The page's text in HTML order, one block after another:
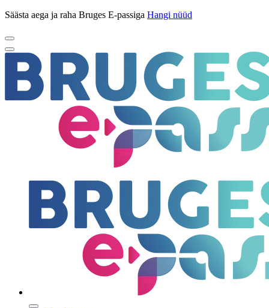
Säästa aega ja raha Bruges E-passiga Hangi nüüd